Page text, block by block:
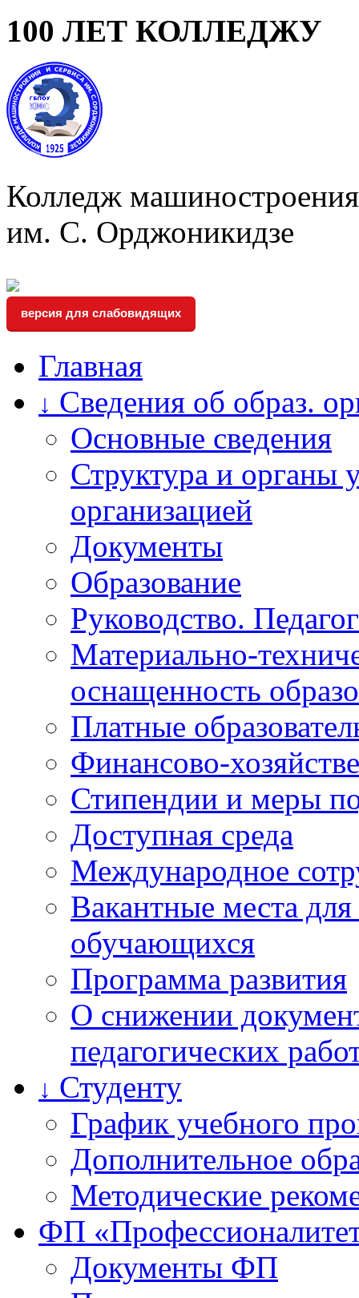
100 ЛЕТ КОЛЛЕДЖУ
Колледж
им. С. Орджоникидзе
версия для слабовидящих
Главная
↓ Сведения об образ.
Основные сведения
Структура и органы
организацией
Документы
Образование
Руководство.
Материально-
оснащенность
Платные
Финансово-
Стипендии и меры
Доступная среда
Международное
Вакантные места
обучающихся
Программа развития
О снижении
педагогических
↓ Студенту
График учебного
Дополнительное
Методические
ФП
Документы ФП